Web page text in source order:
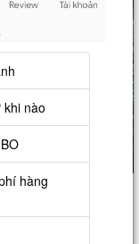
nào
hàng